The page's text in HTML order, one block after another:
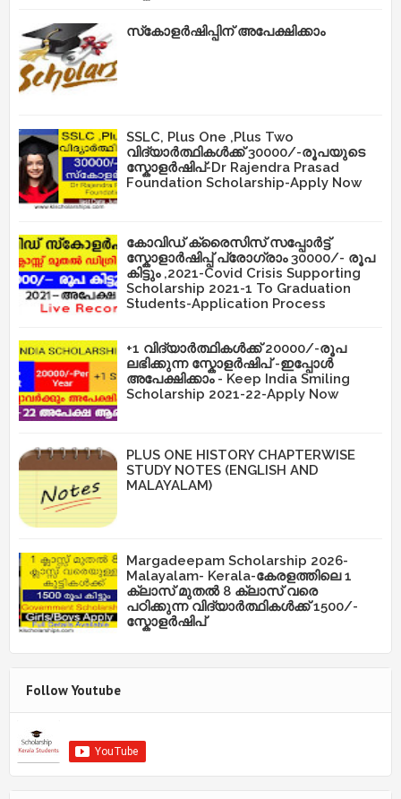
സ്‌കോളർഷിപ്പിന് അപേക്ഷിക്കാം
SSLC, Plus One ,Plus Two
വിദ്യാർത്ഥികൾക്ക് 30000/-രൂപയുടെ
സ്കോളർഷിപ്-Dr Rajendra Prasad
Foundation Scholarship-Apply Now
കോവിഡ് ക്രൈസിസ് സപ്പോർട്ട്
സ്കോളാർഷിപ്പ് പ്രോഗ്രാം 30000/- രൂപ
കിട്ടും ,2021-Covid Crisis Supporting
Scholarship 2021-1 To Graduation
Students-Application Process
+1 വിദ്യാർത്ഥികൾക്ക് 20000/-രൂപ
ലഭിക്കുന്ന സ്കോളർഷിപ് -ഇപ്പോൾ
അപേക്ഷിക്കാം - Keep India Smiling
Scholarship 2021-22-Apply Now
PLUS ONE HISTORY CHAPTERWISE
STUDY NOTES (ENGLISH AND
MALAYALAM)
Margadeepam Scholarship 2026-
Malayalam- Kerala-കേരളത്തിലെ 1
ക്ലാസ് മുതൽ 8 ക്ലാസ് വരെ
പഠിക്കുന്ന വിദ്യാർത്ഥികൾക്ക് 1500/-
സ്കോളർഷിപ്
Follow Youtube